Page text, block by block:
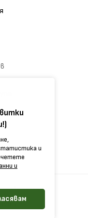
и
и
запазени!